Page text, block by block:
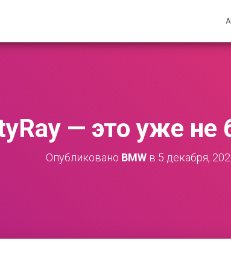
— это уже
Опубликовано BMW в 5 декабря,